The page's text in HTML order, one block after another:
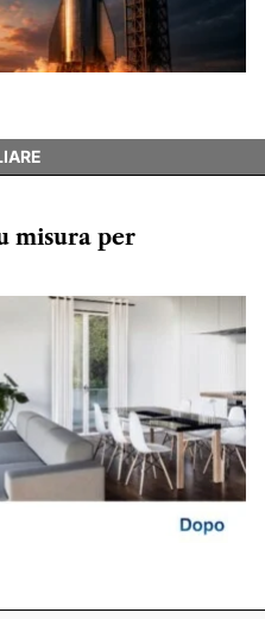
misura per